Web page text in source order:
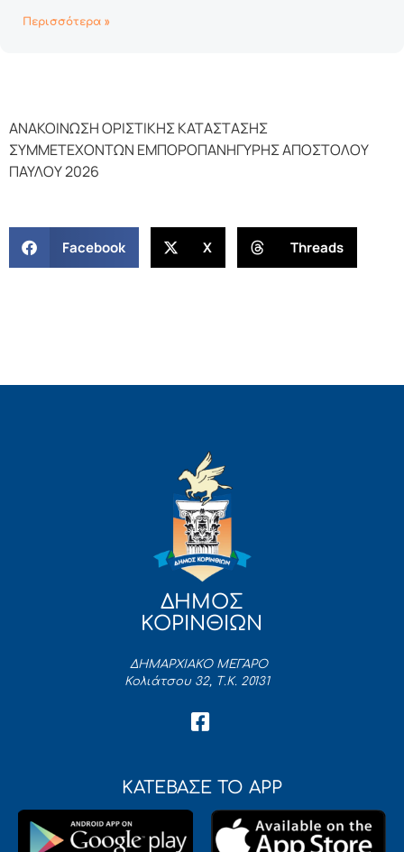
Περισσότερα »
ΑΝΑΚΟΙΝΩΣΗ ΟΡΙΣΤΙΚΗΣ ΚΑΤΑΣΤΑΣΗΣ
ΣΥΜΜΕΤΕΧΟΝΤΩΝ ΕΜΠΟΡΟΠΑΝΗΓΥΡΗΣ ΑΠΟΣΤΟΛΟΥ
ΠΑΥΛΟΥ 2026
Facebook X Threads
ΔΗΜΟΣ
ΚΟΡΙΝΘΙΩΝ
ΔΗΜΑΡΧΙΑΚΟ ΜΕΓΑΡΟ
Κολιάτσου 32, Τ.Κ. 20131
ΚΑΤΕΒΑΣΕ ΤΟ APP